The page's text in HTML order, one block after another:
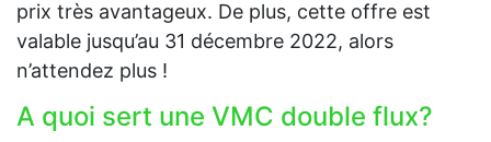
prix très avantageux. De plus, cette offre est
valable jusqu’au 31 décembre 2022, alors
n’attendez plus !
A quoi sert une VMC double flux?